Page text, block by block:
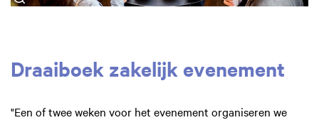
Draaiboek zakelijk evenement
"Een of twee weken voor het evenement organiseren we